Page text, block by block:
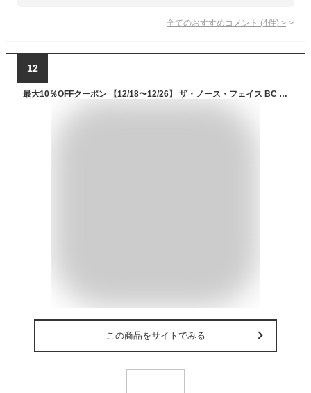
全てのおすすめコメント (4件) >
12
最大10％OFFクーポン 【12/18〜12/26】 ザ・ノース・フェイス BC Fuse Box II BCヒューズボックス2 30L ブラック NM82255 K バックパック リュック THE NORTH FACE ノースフェイス
この商品をサイトでみる